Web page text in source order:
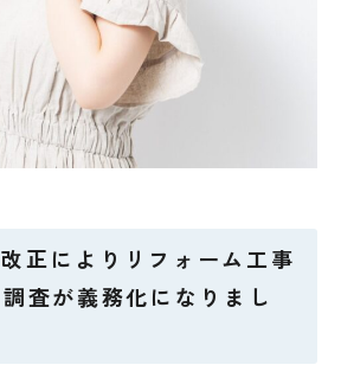
正によりリフォーム工事
査が義務化になりまし